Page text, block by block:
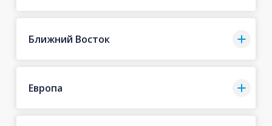
Ближний Восток
Европа